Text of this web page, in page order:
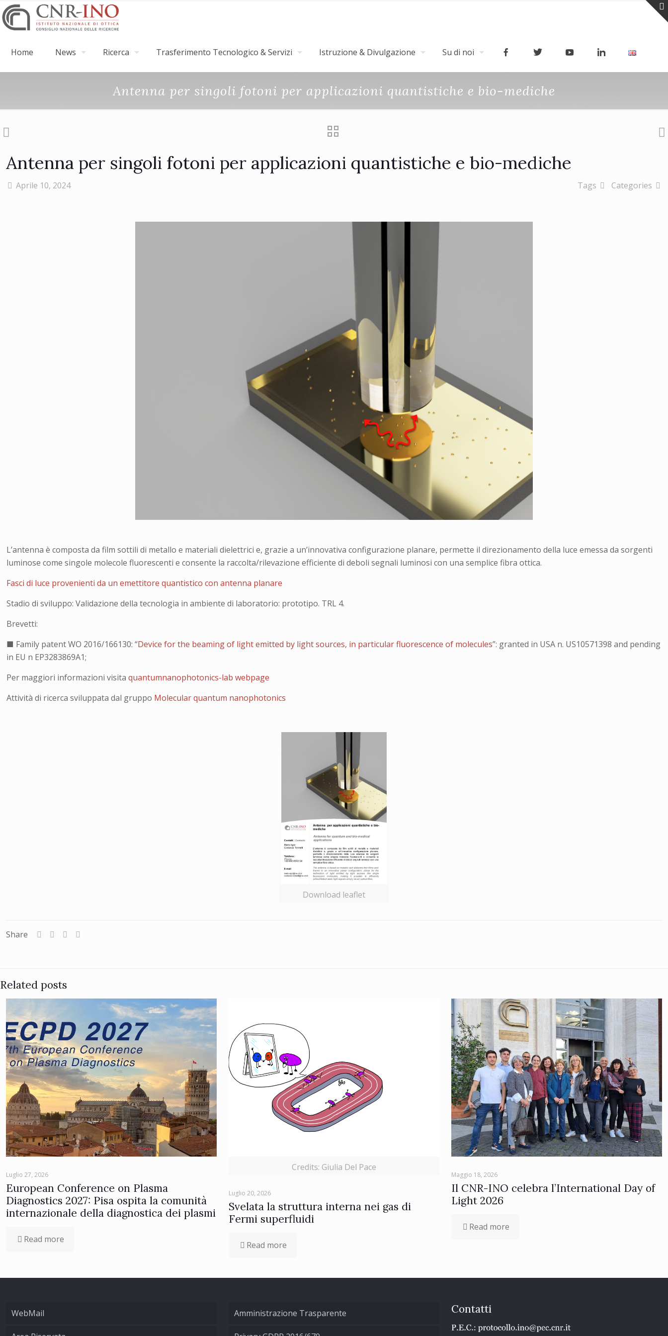
Home News Ricerca Trasferimento Tecnologico & Servizi Istruzione & Divulgazione Su di noi
Antenna per singoli fotoni per applicazioni quantistiche e bio-mediche
Antenna per singoli fotoni per applicazioni quantistiche e bio-mediche
Aprile 10, 2024 Categories
Tags
L’antenna è composta da film sottili di metallo e materiali dielettrici e, grazie a un’innovativa configurazione planare, permette il direzionamento della luce emessa da sorgenti
luminose come singole molecole fluorescenti e consente la raccolta/rilevazione efficiente di deboli segnali luminosi con una semplice fibra ottica.
Fasci di luce provenienti da un emettitore quantistico con antenna planare
Stadio di sviluppo: Validazione della tecnologia in ambiente di laboratorio: prototipo. TRL 4.
Brevetti:
■ Family patent WO 2016/166130: “Device for the beaming of light emitted by light sources, in particular fluorescence of molecules”: granted in USA n. US10571398 and pending
in EU n EP3283869A1;
Per maggiori informazioni visitaquantumnanophotonics-lab webpage
Attività di ricerca sviluppata dal gruppo Molecular quantum nanophotonics
Download leaflet
Share
Related posts
Luglio 27, 2026
European Conference on Plasma
Diagnostics 2027: Pisa ospita la comunità
internazionale della diagnostica dei plasmi
Read more
Credits: Giulia Del Pace
Luglio 20, 2026
Svelata la struttura interna nei gas di
Fermi superfluidi
Read more
Maggio 18, 2026
Il CNR-INO celebra l’International Day of
Light 2026
Read more
WebMail Amministrazione Trasparente Contatti